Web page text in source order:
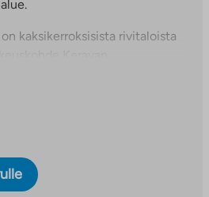
kaksikerroksisista rivitaloista
2006 valmistuneessa
erinomaisesti lapsiperheille.
ja leikkialue on turvallisella